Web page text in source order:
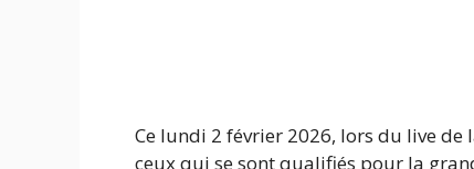
Ce lundi 2 février 2026, lors du live de
ceux qui se sont qualifiés pour la